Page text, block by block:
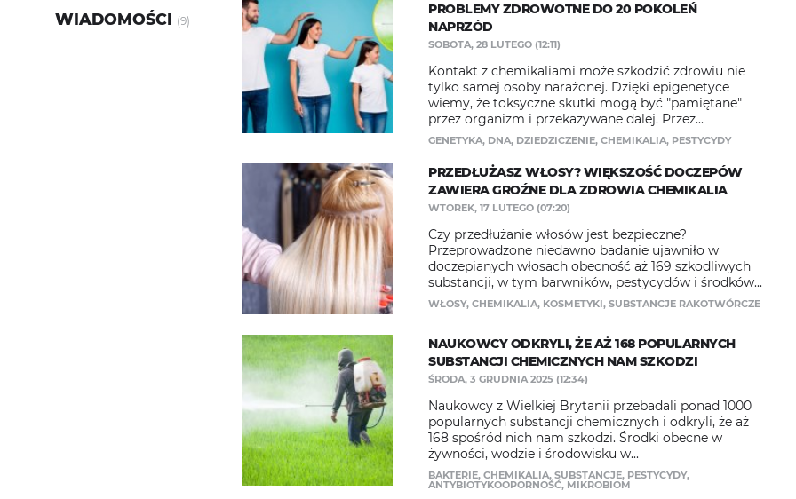
WIADOMOŚCI (9)
PROBLEMY ZDROWOTNE DO 20 POKOLEŃ
NAPRZÓD
SOBOTA, 28 LUTEGO (12:11)
Kontakt z chemikaliami może szkodzić zdrowiu nie
tylko samej osoby narażonej. Dzięki epigenetyce
wiemy, że toksyczne skutki mogą być "pamiętane"
przez organizm i przekazywane dalej. Przez...
GENETYKA, DNA, DZIEDZICZENIE, CHEMIKALIA, PESTYCYDY
PRZEDŁUŻASZ WŁOSY? WIĘKSZOŚĆ DOCZEPÓW
ZAWIERA GROŹNE DLA ZDROWIA CHEMIKALIA
WTOREK, 17 LUTEGO (07:20)
Czy przedłużanie włosów jest bezpieczne?
Przeprowadzone niedawno badanie ujawniło w
doczepianych włosach obecność aż 169 szkodliwych
substancji, w tym barwników, pestycydów i środków...
WŁOSY, CHEMIKALIA, KOSMETYKI, SUBSTANCJE RAKOTWÓRCZE
NAUKOWCY ODKRYLI, ŻE AŻ 168 POPULARNYCH
SUBSTANCJI CHEMICZNYCH NAM SZKODZI
ŚRODA, 3 GRUDNIA 2025 (12:34)
Naukowcy z Wielkiej Brytanii przebadali ponad 1000
popularnych substancji chemicznych i odkryli, że aż
168 spośród nich nam szkodzi. Środki obecne w
żywności, wodzie i środowisku w...
BAKTERIE, CHEMIKALIA, SUBSTANCJE, PESTYCYDY,
ANTYBIOTYKOOPORNOŚĆ, MIKROBIOM